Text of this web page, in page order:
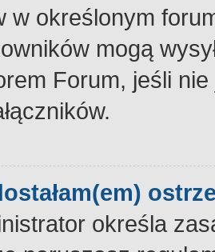
w określonym
mogą
Forum, jeśli
określa